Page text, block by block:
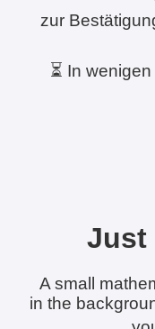
zur
⏳ In
Just
A small
in the